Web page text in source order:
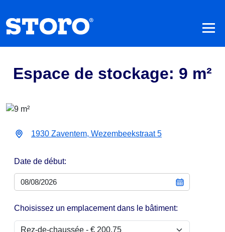
Espace de stockage: 9 m²
1930 Zaventem, Wezembeekstraat 5
Date de début:
Choisissez un emplacement dans le bâtiment: